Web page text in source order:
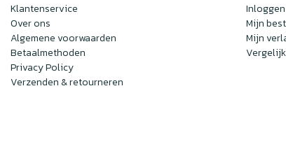
Klantenservice
Over ons
Algemene voorwaarden
Betaalmethoden
Privacy Policy
Verzenden & retourneren
Inloggen
Mijn
Mijn